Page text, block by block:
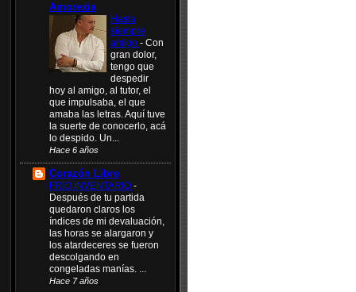
Amorexia
Hasta
siempre
amigo - Con
gran dolor,
tengo que
despedir
hoy al amigo, al tutor, el
que impulsaba, el que
amaba las letras. Aquí tuve
la suerte de conocerlo, acá
lo despido. Un...
Hace 6 años
Corazón Libre
FRIO INVENTARIO -
Después de tu partida
quedaron claros los
índices de mi devaluación,
las horas se alargaron y
los atardeceres se fueron
descolgando en
congeladas manías. ...
Hace 7 años